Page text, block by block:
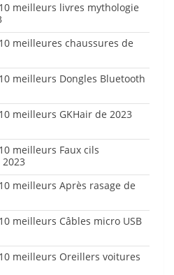
meilleurs livres mythologie
meilleures chaussures de
meilleurs Dongles Bluetooth
meilleurs GKHair de 2023
meilleurs Faux cils
meilleurs Après rasage de
meilleurs Câbles micro USB
meilleurs Oreillers voitures